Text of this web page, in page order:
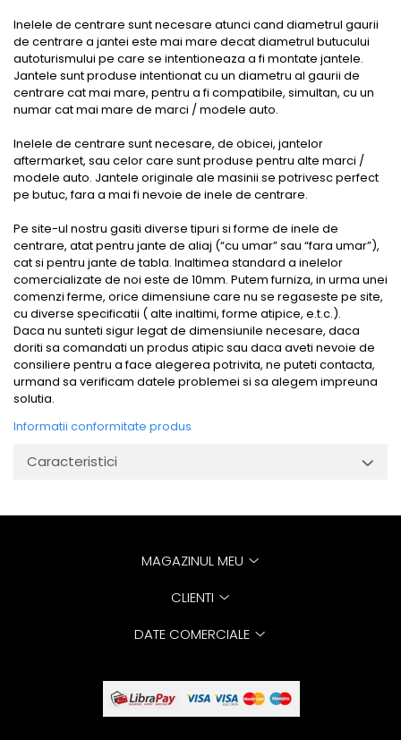
Inelele de centrare sunt necesare atunci cand diametrul gaurii
de centrare a jantei este mai mare decat diametrul butucului
autoturismului pe care se intentioneaza a fi montate jantele.
Jantele sunt produse intentionat cu un diametru al gaurii de
centrare cat mai mare, pentru a fi compatibile, simultan, cu un
numar cat mai mare de marci / modele auto.
Inelele de centrare sunt necesare, de obicei, jantelor
aftermarket, sau celor care sunt produse pentru alte marci /
modele auto. Jantele originale ale masinii se potrivesc perfect
pe butuc, fara a mai fi nevoie de inele de centrare.
Pe site-ul nostru gasiti diverse tipuri si forme de inele de
centrare, atat pentru jante de aliaj (“cu umar” sau “fara umar”),
cat si pentru jante de tabla. Inaltimea standard a inelelor
comercializate de noi este de 10mm. Putem furniza, in urma unei
comenzi ferme, orice dimensiune care nu se regaseste pe site,
cu diverse specificatii ( alte inaltimi, forme atipice, e.t.c.).
Daca nu sunteti sigur legat de dimensiunile necesare, daca
doriti sa comandati un produs atipic sau daca aveti nevoie de
consiliere pentru a face alegerea potrivita, ne puteti contacta,
urmand sa verificam datele problemei si sa alegem impreuna
solutia.
Informatii conformitate produs
Caracteristici
MAGAZINUL MEU
CLIENTI
DATE COMERCIALE